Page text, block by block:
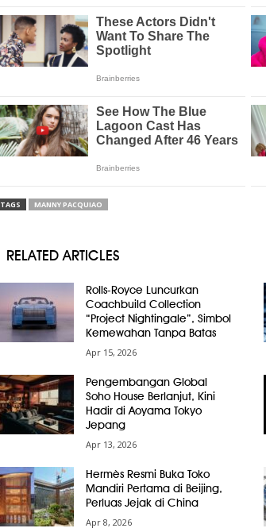
TAGS MANNY PACQUIAO
RELATED ARTICLES
Rolls-Royce Luncurkan
Coachbuild Collection
“Project Nightingale”, Simbol
Kemewahan Tanpa Batas
Apr 15, 2026
Pengembangan Global
Soho House Berlanjut, Kini
Hadir di Aoyama Tokyo
Jepang
Apr 13, 2026
Hermès Resmi Buka Toko
Mandiri Pertama di Beijing,
Perluas Jejak di China
Apr 8, 2026